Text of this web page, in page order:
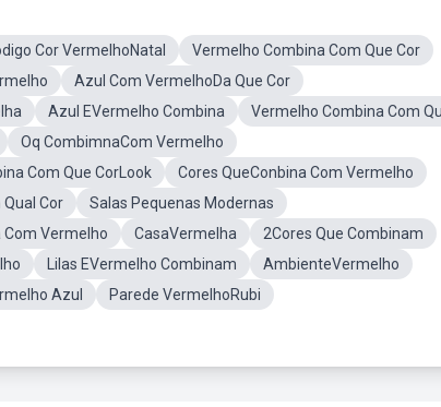
Cor VermelhoNatal
Vermelho Combina Com Que Cor
Azul Com VermelhoDa Que Cor
Azul EVermelho Combina
Vermelho Combina Com
Oq CombimnaCom Vermelho
Com Que CorLook
Cores QueConbina Com Vermelho
Cor
Salas Pequenas Modernas
Com Vermelho CasaVermelha
2Cores Que Combinam
Lilas EVermelho Combinam
AmbienteVermelho
Azul
Parede VermelhoRubi